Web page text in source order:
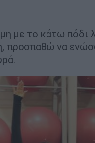
με το κάτω πόδι
προσπαθώ να